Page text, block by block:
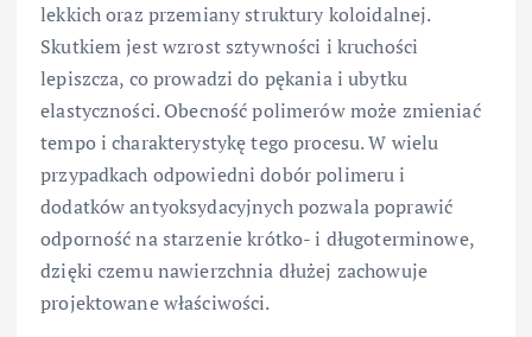
lekkich oraz przemiany struktury koloidalnej.
Skutkiem jest wzrost sztywności i kruchości
lepiszcza, co prowadzi do pękania i ubytku
elastyczności. Obecność polimerów może zmieniać
tempo i charakterystykę tego procesu. W wielu
przypadkach odpowiedni dobór polimeru i
dodatków antyoksydacyjnych pozwala poprawić
odporność na starzenie krótko- i długoterminowe,
dzięki czemu nawierzchnia dłużej zachowuje
projektowane właściwości.